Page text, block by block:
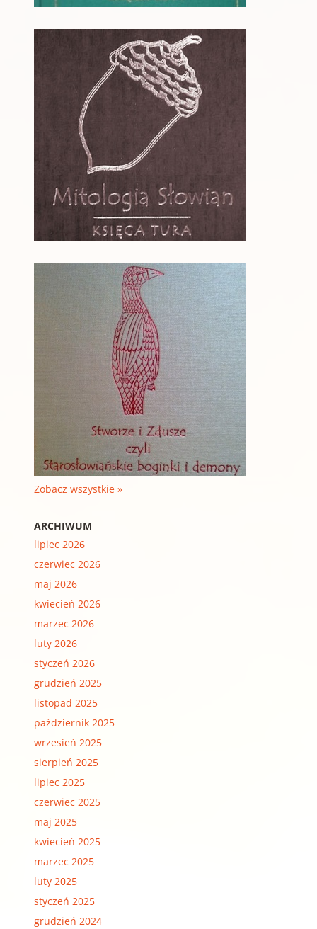
Zobacz wszystkie »
ARCHIWUM
lipiec 2026
czerwiec 2026
maj 2026
kwiecień 2026
marzec 2026
luty 2026
styczeń 2026
grudzień 2025
listopad 2025
październik 2025
wrzesień 2025
sierpień 2025
lipiec 2025
czerwiec 2025
maj 2025
kwiecień 2025
marzec 2025
luty 2025
styczeń 2025
grudzień 2024